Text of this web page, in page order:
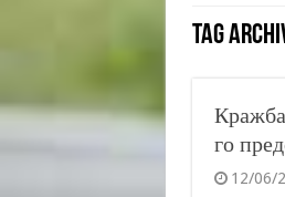
Tag
го
12/06/